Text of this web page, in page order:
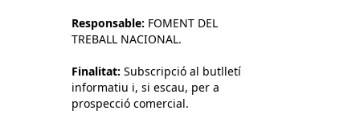
Responsable: FOMENT DEL
TREBALL NACIONAL.
Finalitat: Subscripció al butlletí
informatiu i, si escau, per a
prospecció comercial.